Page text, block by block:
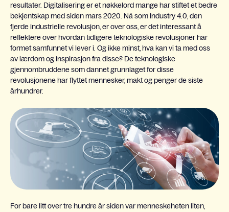
resultater. Digitalisering er et nøkkelord mange har stiftet et bedre
bekjentskap med siden mars 2020. Nå som Industry 4.0, den
fjerde industrielle revolusjon, er over oss, er det interessant å
reflektere over hvordan tidligere teknologiske revolusjoner har
formet samfunnet vi lever i. Og ikke minst, hva kan vi ta med oss
av lærdom og inspirasjon fra disse? De teknologiske
gjennombruddene som dannet grunnlaget for disse
revolusjonene har flyttet mennesker, makt og penger de siste
århundrer.
For bare litt over tre hundre år siden var menneskeheten liten,